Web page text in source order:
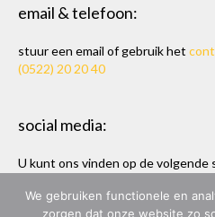
email & telefoon:
stuur een email of gebruik het
(0522) 20 20 40
social media:
U kunt ons vinden op de volgende
We gebruiken functionele en
zorgen dat onze website zo